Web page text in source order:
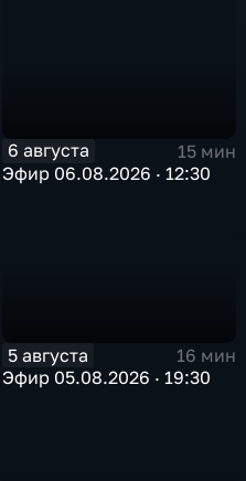
6 августа
15 мин
Эфир 06.08.2026 · 12:30
5 августа
16 мин
Эфир 05.08.2026 · 19:30